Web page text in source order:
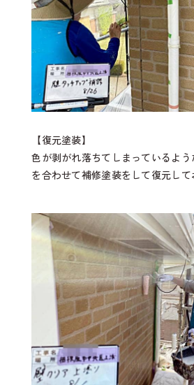
【復元塗装】
色が剥がれ落ちてしまっているよ
を合わせて補修塗装をして復元して